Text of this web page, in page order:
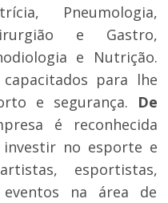
Pneumologia,
e Gastro,
e Nutrição.
para lhe
e segurança.
De
é reconhecida
no esporte e
esportistas,
na área de